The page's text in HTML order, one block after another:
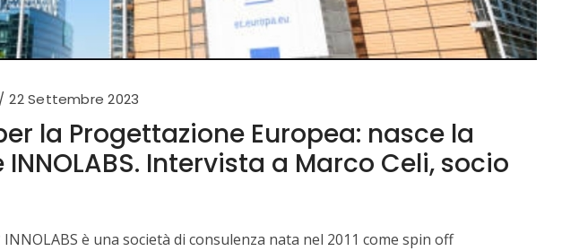
22 Settembre 2023
la Progettazione Europea: nasce la
INNOLABS. Intervista a Marco Celi, socio
è una società di consulenza nata nel 2011 come spin off